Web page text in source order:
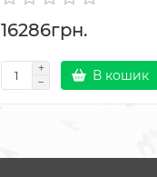
16286грн.
В кошик